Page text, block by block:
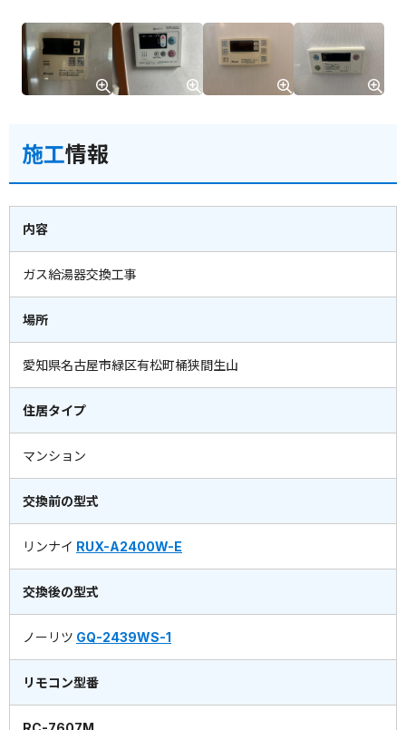
施工情報
内容
ガス給湯器交換工事
場所
愛知県名古屋市緑区有松町桶狭間生山
住居タイプ
マンション
交換前の型式
リンナイ RUX-A2400W-E
交換後の型式
ノーリツ GQ-2439WS-1
リモコン型番